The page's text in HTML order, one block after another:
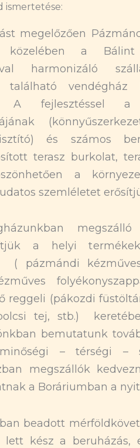
ismertetése:
megelőzően
közelében a Bálint
harmonizáló
található
A fejlesztéssel a
és számos
terasz burkolat,
a
szemléletet
a helyi
( pázmándi
reggeli (pákozdi
tej, stb.)
bemutatunk
– térségi –
megszállók
a Boráriumban a
beadott
kész a beruházás,